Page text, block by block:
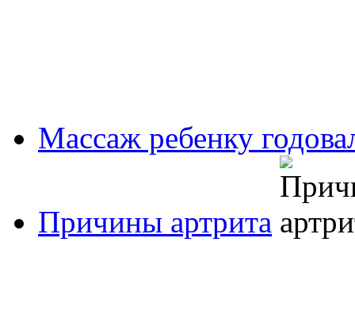
Массаж ребенку
Причины артрита